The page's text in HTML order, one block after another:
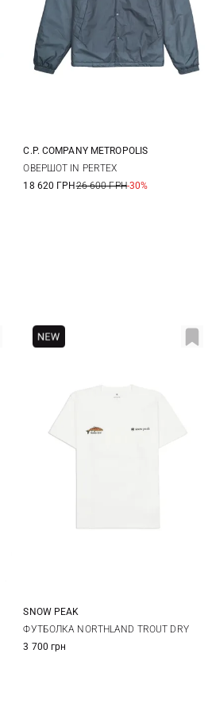
M L
C.P. COMPANY METROPOLIS
ОВЕРШОТ IN PERTEX
18 620 ГРН26 600 ГРН-30%
S M L XL
SNOW PEAK
ФУТБОЛКА NORTHLAND TROUT DRY
3 700 грн